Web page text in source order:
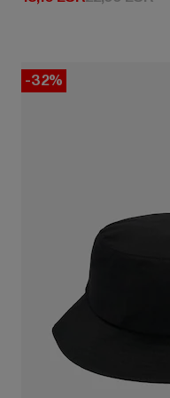
-32%